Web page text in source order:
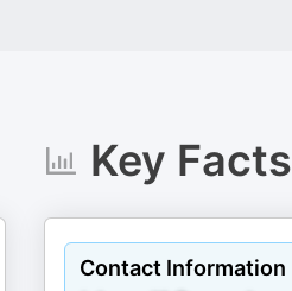
Key Facts
Contact Information